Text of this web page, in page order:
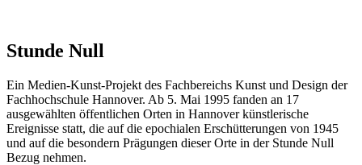
Stunde Null
Ein Medien-Kunst-Projekt des Fachbereichs Kunst und Design der
Fachhochschule Hannover. Ab 5. Mai 1995 fanden an 17
ausgewählten öffentlichen Orten in Hannover künstlerische
Ereignisse statt, die auf die epochialen Erschütterungen von 1945
und auf die besondern Prägungen dieser Orte in der Stunde Null
Bezug nehmen.